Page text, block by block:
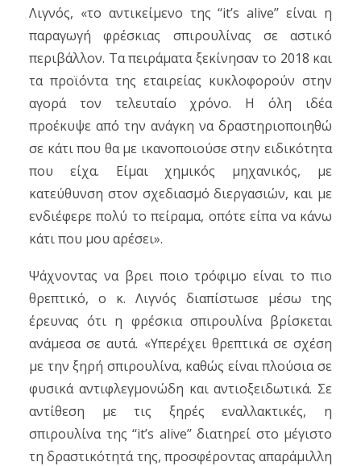
Λιγνός, «το αντικείμενο της ‘‘it’s alive’’ είναι η
παραγωγή φρέσκιας σπιρουλίνας σε αστικό
περιβάλλον. Τα πειράματα ξεκίνησαν το 2018 και
τα προϊόντα της εταιρείας κυκλοφορούν στην
αγορά τον τελευταίο χρόνο. Η όλη ιδέα
προέκυψε από την ανάγκη να δραστηριοποιηθώ
σε κάτι που θα με ικανοποιούσε στην ειδικότητα
που είχα. Είμαι χημικός μηχανικός, με
κατεύθυνση στον σχεδιασμό διεργασιών, και με
ενδιέφερε πολύ το πείραμα, οπότε είπα να κάνω
κάτι που μου αρέσει».
Ψάχνοντας να βρει ποιο τρόφιμο είναι το πιο
θρεπτικό, ο κ. Λιγνός διαπίστωσε μέσω της
έρευνας ότι η φρέσκια σπιρουλίνα βρίσκεται
ανάμεσα σε αυτά. «Υπερέχει θρεπτικά σε σχέση
με την ξηρή σπιρουλίνα, καθώς είναι πλούσια σε
φυσικά αντιφλεγμονώδη και αντιοξειδωτικά. Σε
αντίθεση με τις ξηρές εναλλακτικές, η
σπιρουλίνα της ‘‘it’s alive’’ διατηρεί στο μέγιστο
τη δραστικότητά της, προσφέροντας απαράμιλλη